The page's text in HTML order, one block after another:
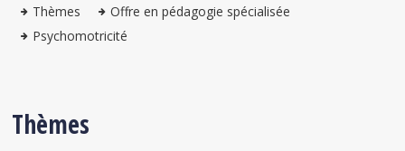
Thèmes
Offre en pédagogie spécialisée
Psychomotricité
Thèmes